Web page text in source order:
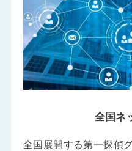
全国ネ
全国展開する第一探偵